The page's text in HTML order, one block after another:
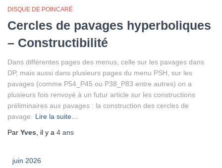
DISQUE DE POINCARÉ
Cercles de pavages hyperboliques
– Constructibilité
Dans différentes pages des menus, celle sur les pavages dans
DP, mais aussi dans plusieurs pages du menu PSH, sur les
pavages (comme P54_P45 ou P38_P83 entre autres) on a
plusieurs fois renvoyé à un futur article sur les constructions
préliminaires aux pavages : la construction des cercles de
pavage.
Lire la suite…
Par Yves , il y a 4 ans
juin 2026